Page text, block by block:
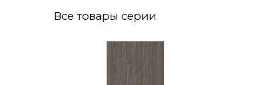
Все товары серии